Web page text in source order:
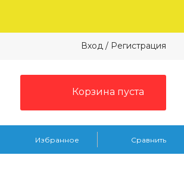
Вход / Регистрация
Корзина пуста
Избранное Сравнить